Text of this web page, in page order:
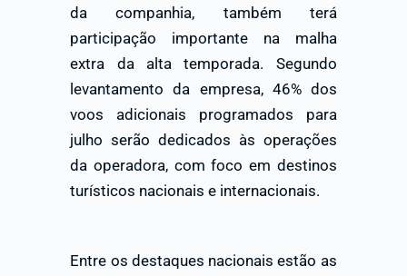
da companhia, também terá
participação importante na malha
extra da alta temporada. Segundo
levantamento da empresa, 46% dos
voos adicionais programados para
julho serão dedicados às operações
da operadora, com foco em destinos
turísticos nacionais e internacionais.
Entre os destaques nacionais estão as